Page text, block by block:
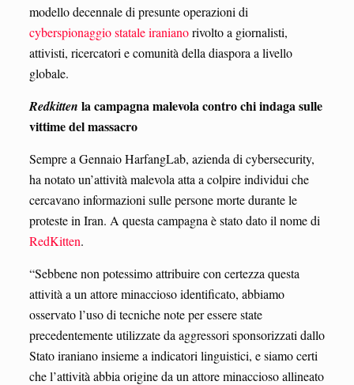
modello decennale di presunte operazioni di
cyberspionaggio stataleiranianorivolto a giornalisti,
attivisti, ricercatori e comunità della diaspora a livello
globale.
Redkitten la campagna malevola contro chi indaga sulle
vittime del massacro
Sempre a Gennaio HarfangLab, azienda di cybersecurity,
ha notato un’attività malevola atta a colpire individui che
cercavano informazioni sulle persone morte durante le
proteste in Iran. A questa campagna è stato dato il nome di
RedKitten.
“Sebbene non potessimo attribuire con certezza questa
attività a un attore minaccioso identificato, abbiamo
osservato l’uso di tecniche note per essere state
precedentemente utilizzate da aggressori sponsorizzati dallo
Stato iraniano insieme a indicatori linguistici, e siamo certi
che l’attività abbia origine da un attore minaccioso allineato